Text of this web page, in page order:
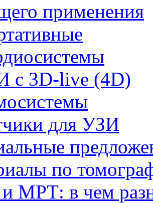
применения
с 3D-live (4D)
для УЗИ
по
МРТ: в чем